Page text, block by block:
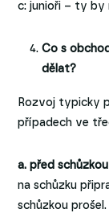
c: junioři – ty by
Co s
dělat?
Rozvoj typicky
případech ve
a. před schůzkou
na schůzku
schůzkou